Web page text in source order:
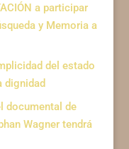
a participar
y Memoria a
del estado
dignidad
documental de
Wagner tendrá